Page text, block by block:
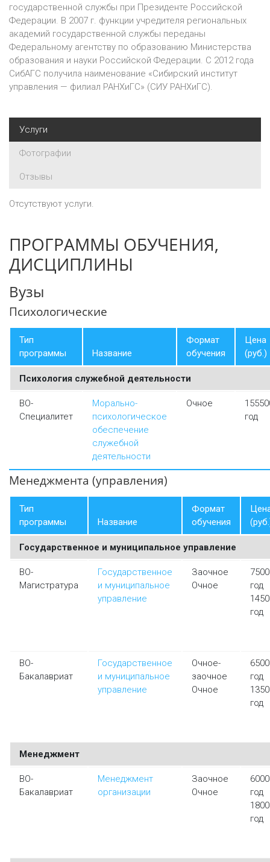
государственной службы при Президенте Российской
Федерации. В 2007 г. функции учредителя региональных
академий государственной службы переданы
Федеральному агентству по образованию Министерства
образования и науки Российской Федерации. С 2012 года
СибАГС получила наименование «Сибирский институт
управления — филиал РАНХиГС» (СИУ РАНХиГС).
Услуги
Фотографии
Отзывы
Отсутствуют услуги.
ПРОГРАММЫ ОБУЧЕНИЯ,
ДИСЦИПЛИНЫ
Вузы
Психологические
Тип
программы
Название
Формат
обучения
Цена
(руб.)
Психология служебной деятельности
ВО-
Специалитет
Морально-
психологическое
обеспечение
служебной
деятельности
Очное
год
Менеджмента (управления)
Тип
программы
Название
Формат
обучения
Государственное и муниципальное управление
ВО-
Магистратура
Государственное
и муниципальное
управление
Заочное
Очное
год
год
ВО-
Бакалавриат
Государственное
и муниципальное
управление
Очное-
заочное
Очное
год
год
Менеджмент
ВО-
Бакалавриат
Менеджмент
организации
Заочное
Очное
год
год